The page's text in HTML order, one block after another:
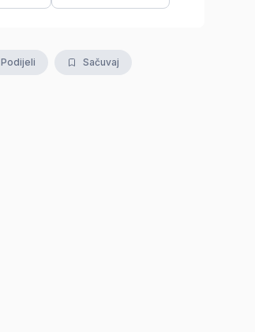
Podijeli Sačuvaj